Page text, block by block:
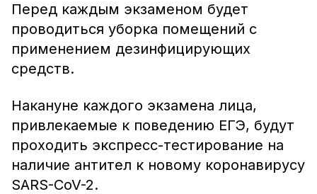
Перед каждым экзаменом будет
проводиться уборка помещений с
применением дезинфицирующих
средств.
Накануне каждого экзамена лица,
привлекаемые к поведению ЕГЭ, будут
проходить экспресс-тестирование на
наличие антител к новому коронавирусу
SARS-CoV-2.